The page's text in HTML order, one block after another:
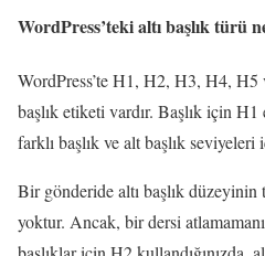
WordPress’teki altı başlık türü
WordPress’te H1, H2, H3, H4, H5
başlık etiketi vardır. Başlık için
farklı başlık ve alt başlık
Bir gönderide altı başlık
yoktur. Ancak, bir dersi